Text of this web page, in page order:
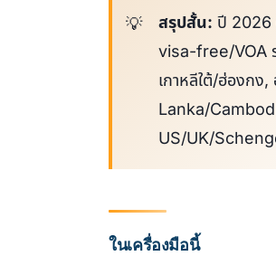
สรุปสั้น: ปี 2026
visa-free/VOA
เกาหลีใต้/ฮ่องกง,
Lanka/
US/UK/
ในเครื่องมือนี้